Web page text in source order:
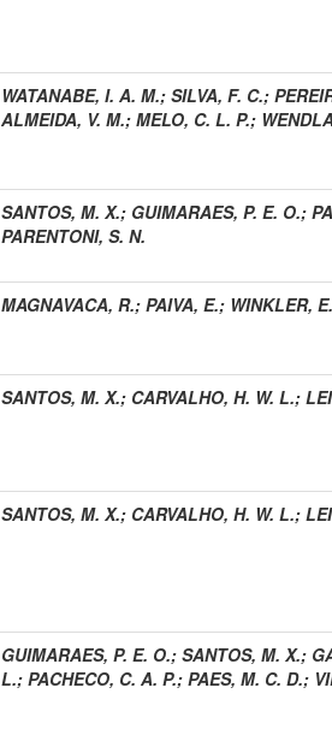
WATANABE, I. A. M.; SILVA, F. C.;
ALMEIDA, V. M.; MELO, C. L. P.;
SANTOS, M. X.; GUIMARAES, P. E. O.;
PARENTONI, S. N.
MAGNAVACA, R.; PAIVA, E.; WINKLER,
SANTOS, M. X.; CARVALHO, H. W. L.;
SANTOS, M. X.; CARVALHO, H. W. L.;
GUIMARAES, P. E. O.; SANTOS, M. X.;
L.; PACHECO, C. A. P.; PAES, M. C. D.;